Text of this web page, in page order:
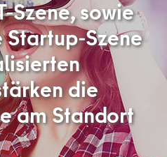
Szene, sowie
Szene
die
am Standort